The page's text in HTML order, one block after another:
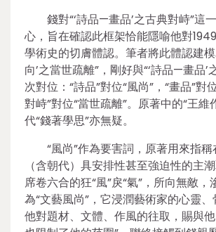
錢對“‘詩品—畫品’之古典對峙”這
心，旨在確認此框架恰能隱喻他對
學術史的切膚體認。筆者將此體認建
向’之當世疏離”，剛好與“‘詩品—畫品’
次對位：“詩品”對位“風尚”，“畫品”對
對峙”對位“當世疏離”。原著中的“王維
代“錢著學思”亦無疑。
“風尚”作為要害詞，原著用來指
（含朝代）具安排性甚至強迫性的主
席卷六合的狂“風”戾“氣”，所向無敵
為“文藝風尚”，它浸潤藝術家的心靈、
他對題材、文體、作風的往取，賜與